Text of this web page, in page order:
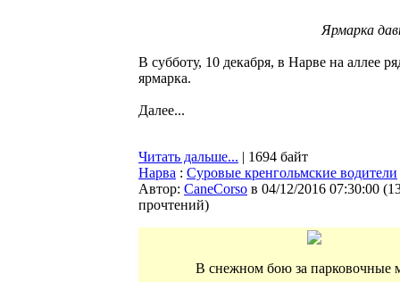
Ярмарка
В субботу, 10 декабря, в Нарве на аллее
ярмарка.
Далее...
Читать дальше... | 1694 байт
Нарва : Суровые кренгольмские водители
Автор: CaneCorso в 04/12/2016 07:30:00 (
прочтений)
В снежном бою за парковочные